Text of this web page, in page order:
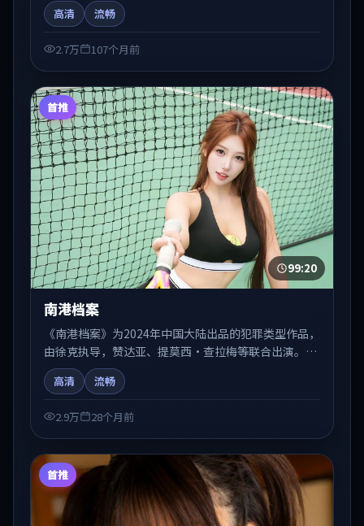
感。适合关注国产在线观看、热播国产剧与院线佳片的
高清 流畅
2.7万 107个月前
首推
99:20
南港档案
《南港档案》为2024年中国大陆出品的犯罪类型作品，
由徐克执导，赞达亚、提莫西·查拉梅等联合出演。剧
情在人物弧光与节奏推进中展开，兼具叙事张力与视听
质感。适合关注国产在线观看、热播国产剧与院线佳片
高清 流畅
2.9万 28个月前
首推